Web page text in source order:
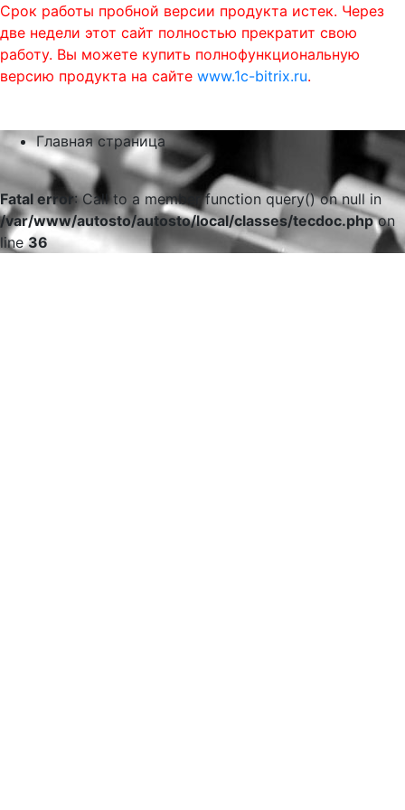
Срок работы пробной версии продукта истек. Через
две недели этот сайт полностью прекратит свою
работу. Вы можете купить полнофункциональную
версию продукта на сайте www.1c-bitrix.ru.
Главная страница
Fatal error: Call to a member function query() on null in
/var/www/autosto/autosto/local/classes/tecdoc.phpon
line36